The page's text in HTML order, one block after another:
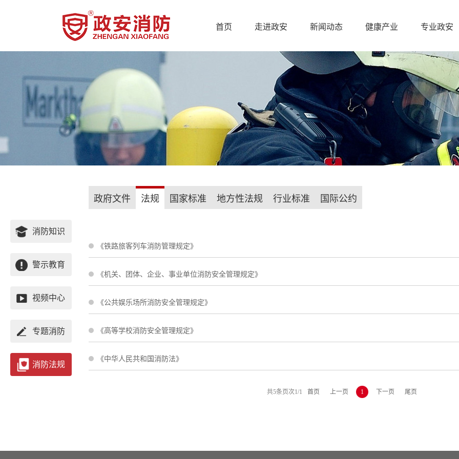
首页 走进政安 新闻动态 健康产业 专业政安
消防知识
警示教育
视频中心
专题消防
消防法规
政府文件 法规 国家标准 地方性法规 行业标准 国际公约
《铁路旅客列车消防管理规定》
《机关、团体、企业、事业单位消防安全管理规定》
《公共娱乐场所消防安全管理规定》
《高等学校消防安全管理规定》
《中华人民共和国消防法》
共5条页次1/1 首页 上一页 1 下一页 尾页